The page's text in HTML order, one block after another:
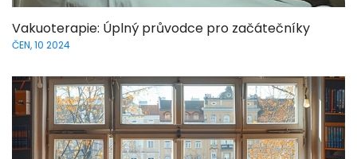
Vakuoterapie: Úplný průvodce pro začátečníky
ČEN, 10 2024